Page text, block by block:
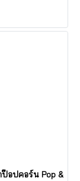
อปคอร์น Pop &